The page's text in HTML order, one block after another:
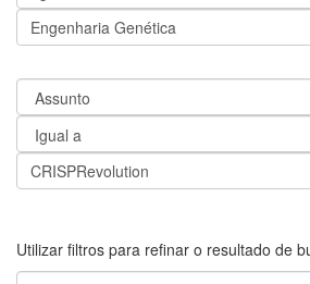
Utilizar filtros para refinar o resultado de